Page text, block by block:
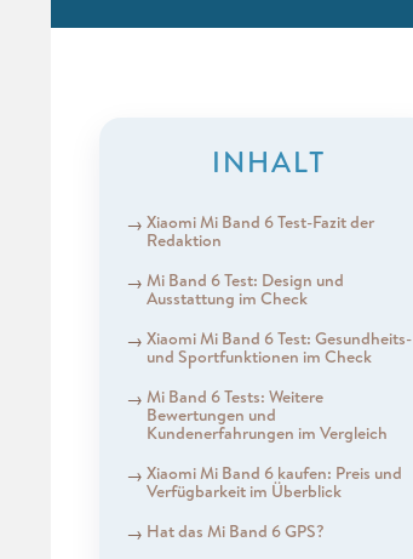
INHALT
Xiaomi Mi Band 6 Test-Fazit der
Redaktion
Mi Band 6 Test: Design und
Ausstattung im Check
Xiaomi Mi Band 6 Test: Gesundheits-
und Sportfunktionen im Check
Mi Band 6 Tests: Weitere
Bewertungen und
Kundenerfahrungen im Vergleich
Xiaomi Mi Band 6 kaufen: Preis und
Verfügbarkeit im Überblick
Hat das Mi Band 6 GPS?